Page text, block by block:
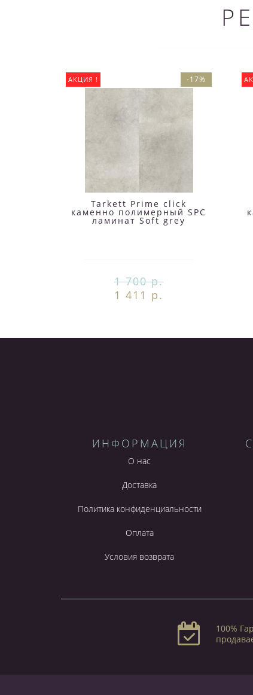
АКЦИЯ ! -17%
Tarkett Prime click
каменно полимерный SPC
ламинат Soft grey
1 700 р.
1 411 р.
ИНФОРМАЦИЯ
О нас
Доставка
Политика конфиденциальности
Оплата
Условия возврата
100%